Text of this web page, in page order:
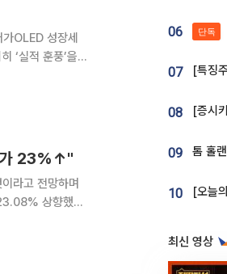
OLED 성장세
가 23%↑"
라고 전망하며
상향했다.
06 단독
07
08
09
10
최신 영상